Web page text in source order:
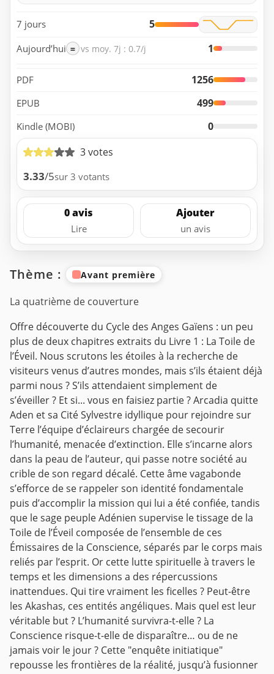
7 jours 5
Aujourd’hui = vs moy. 7j : 0.7/j 1
PDF 1256
EPUB 499
Kindle (MOBI)
0
3 votes
3.33/5sur 3 votants
0 avis
Lire
Ajouter
un avis
Thème : Avant première
La quatrième de couverture
Offre découverte du Cycle des Anges Gaïens : un peu
plus de deux chapitres extraits du Livre 1 : La Toile de
l’Éveil. Nous scrutons les étoiles à la recherche de
visiteurs venus d’autres mondes, mais s’ils étaient déjà
parmi nous ? S’ils attendaient simplement de
s’éveiller ? Et si... vous en faisiez partie ? Arcadia quitte
Aden et sa Cité Sylvestre idyllique pour rejoindre sur
Terre l’équipe d’éclaireurs chargée de secourir
l’humanité, menacée d’extinction. Elle s’incarne alors
dans la peau de l’auteur, qui passe notre société au
crible de son regard décalé. Cette âme vagabonde
s’efforce de se rappeler son identité fondamentale
puis d’accomplir la mission qui lui a été confiée, tandis
que le sage peuple Adénien supervise le tissage de la
Toile de l’Éveil composée de l’ensemble de ces
Émissaires de la Conscience, séparés par le corps mais
reliés par l’esprit. Or cette lutte spirituelle à travers le
temps et les dimensions a des répercussions
inattendues. Qui tire vraiment les ficelles ? Peut-être
les Akashas, ces entités angéliques. Mais quel est leur
véritable but ? L’humanité survivra-t-elle ? La
Conscience risque-t-elle de disparaître… ou de ne
jamais voir le jour ? Cette "enquête initiatique"
repousse les frontières de la réalité, jusqu’à fusionner